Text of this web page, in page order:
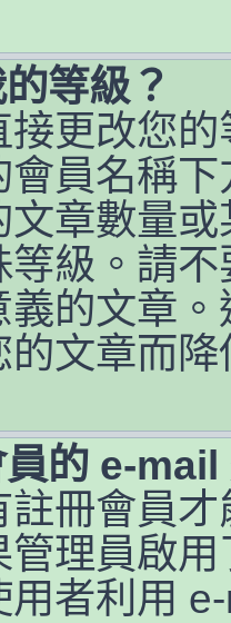
等級？
更改您
員名稱
章數量
級。請
的文章
文章而
的 e-
冊會員
理員啟
用者利用